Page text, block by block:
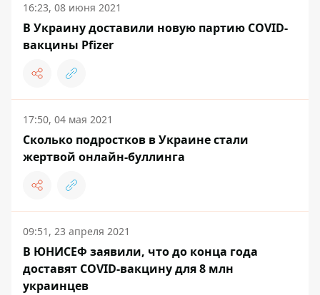
16:23, 08 июня 2021
В Украину доставили новую партию COVID-
вакцины Pfizer
17:50, 04 мая 2021
Сколько подростков в Украине стали
жертвой онлайн-буллинга
09:51, 23 апреля 2021
В ЮНИСЕФ заявили, что до конца года
доставят COVID-вакцину для 8 млн
украинцев